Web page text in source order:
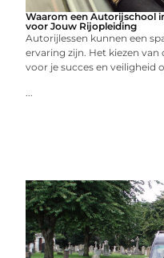
Waarom een Autorijschool
voor Jouw Rijopleiding
Autorijlessen kunnen een
ervaring zijn. Het kiezen
voor je succes en veiligheid
...